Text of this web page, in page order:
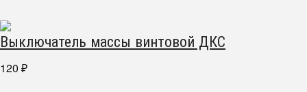
Выключатель массы винтовой ДКС
120 ₽